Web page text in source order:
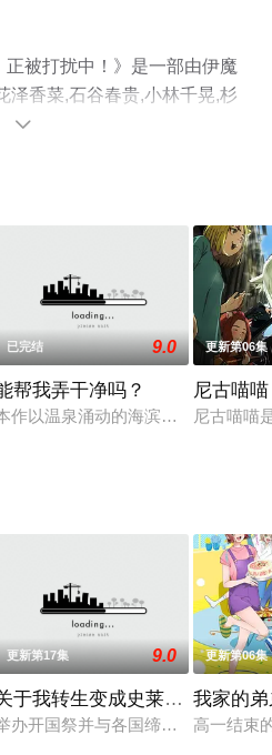
被打扰中！》是一部由伊魔
泽香菜,石谷春贵,小林千晃,杉
员精彩演绎的日本动漫，大结
多相关信息可移步至豆瓣动

长相俊美，举止也很潇洒帅气，
已完结 9.0
帮我弄干净吗？
作以温泉涌动的海滨城市热海为舞
更新第06集
尼古喵喵
尼古喵喵
画，尤其是 ☆野0 的《机器太与
更新第17集 9.0
于我转生变成史莱姆这档事第
办开国祭并与各国缔结邦交的魔国
更新第06集
我家的
高一结束